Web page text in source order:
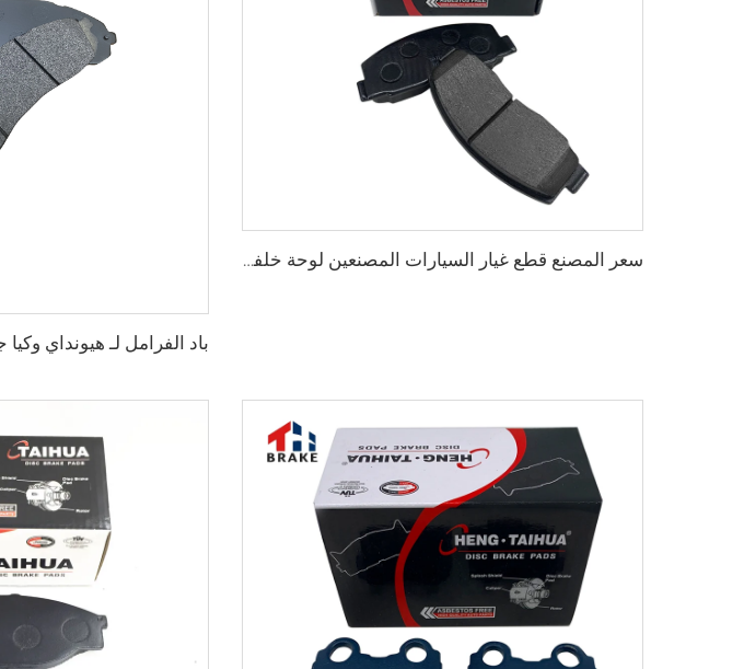
سعر المصنع قطع غيار السيارات المصنعين لوحة خلفية أقراص الفرامل D2026 للسيارات اليابانية